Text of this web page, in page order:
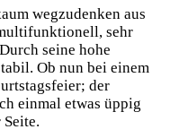
wegzudenken aus
sehr
seine hohe
Ob nun bei einem
der
einmal etwas üppig